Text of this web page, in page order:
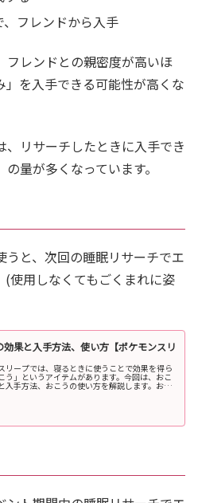
フレンドから入手
フレンドとの親密度が高いほ
」を入手できる可能性が高くな
、リサーチしたときに入手でき
量が多くなっています。
うと、次回の睡眠リサーチでエ
(使用しなくてもごくまれに姿
効果と入手方法、使い方【ポケモンスリ
リープでは、寝るときに使うことで効果を得ら
う」というアイテムがあります。今回は、おこ
入手方法、おこうの使い方を解説します。おこ